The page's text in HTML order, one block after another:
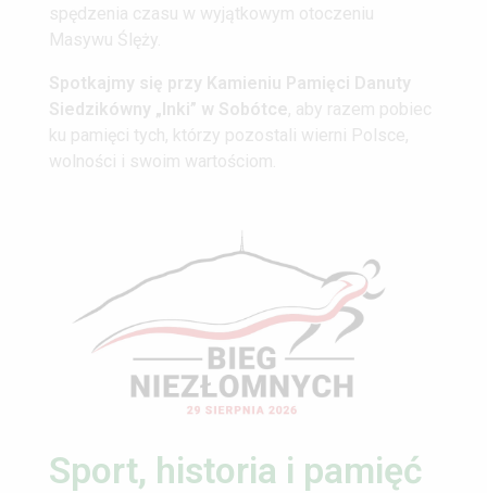
spędzenia czasu w wyjątkowym otoczeniu
Masywu Ślęży.
Spotkajmy się przy Kamieniu Pamięci Danuty
Siedzikówny „Inki” w Sobótce, aby razem pobiec
ku pamięci tych, którzy pozostali wierni Polsce,
wolności i swoim wartościom.
Sport, historia i pamięć